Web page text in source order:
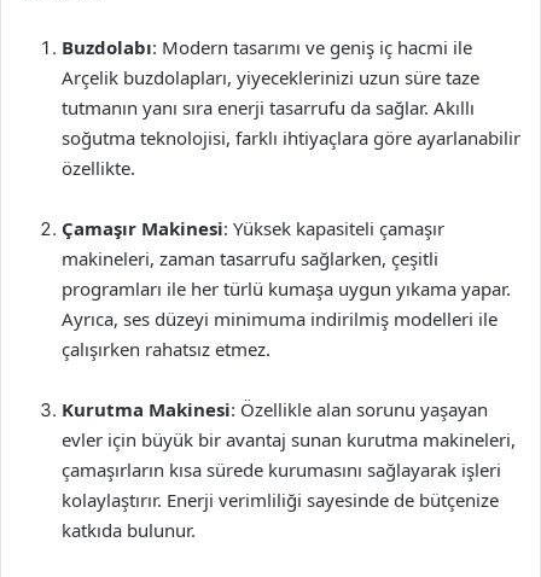
Buzdolabı: Modern tasarımı ve geniş iç hacmi ile
Arçelik buzdolapları, yiyeceklerinizi uzun süre taze
tutmanın yanı sıra enerji tasarrufu da sağlar. Akıllı
soğutma teknolojisi, farklı ihtiyaçlara göre ayarlanabilir
özellikte.
Çamaşır Makinesi: Yüksek kapasiteli çamaşır
makineleri, zaman tasarrufu sağlarken, çeşitli
programları ile her türlü kumaşa uygun yıkama yapar.
Ayrıca, ses düzeyi minimuma indirilmiş modelleri ile
çalışırken rahatsız etmez.
Kurutma Makinesi: Özellikle alan sorunu yaşayan
evler için büyük bir avantaj sunan kurutma makineleri,
çamaşırların kısa sürede kurumasını sağlayarak işleri
kolaylaştırır. Enerji verimliliği sayesinde de bütçenize
katkıda bulunur.